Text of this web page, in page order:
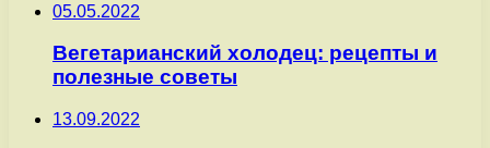
05.05.2022
Вегетарианский холодец: рецепты и
полезные советы
13.09.2022